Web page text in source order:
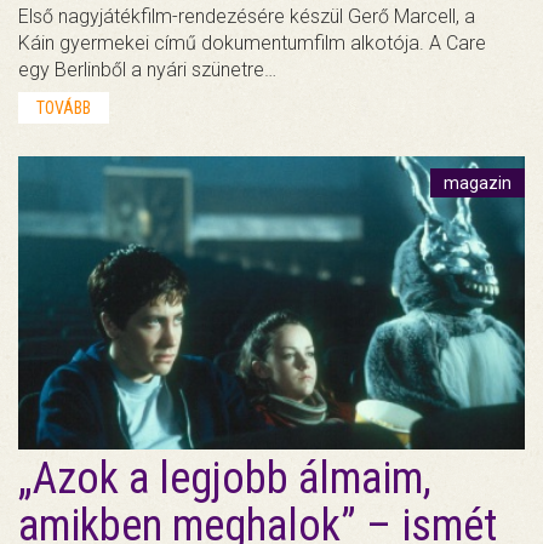
Első nagyjátékfilm-rendezésére készül Gerő Marcell, a
Káin gyermekei című dokumentumfilm alkotója. A Care
egy Berlinből a nyári szünetre…
TOVÁBB
magazin
„Azok a legjobb álmaim,
amikben meghalok” – ismét